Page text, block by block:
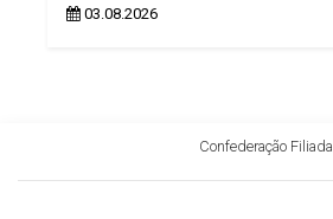
03.08.2026
Confederação Filiada